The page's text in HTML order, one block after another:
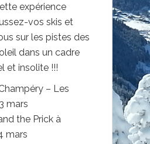
expérience
vos skis et
sur les pistes des
dans un cadre
et insolite !!!
– Les
mars
the Prick à
mars